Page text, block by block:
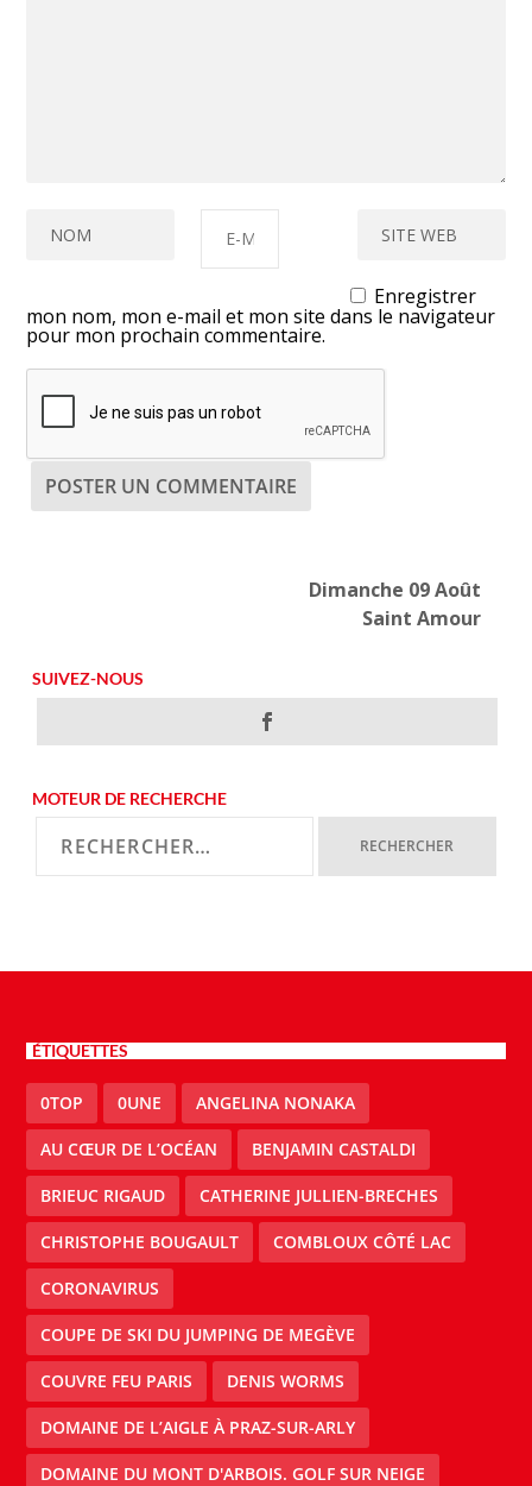
Enregistrer
mon nom, mon e-mail et mon site dans le navigateur
pour mon prochain commentaire.
Dimanche 09 Août
Saint Amour
SUIVEZ-NOUS
MOTEUR DE RECHERCHE
ÉTIQUETTES
0TOP 0UNE ANGELINA NONAKA
AU CŒUR DE L’OCÉAN BENJAMIN CASTALDI
BRIEUC RIGAUD CATHERINE JULLIEN-BRECHES
CHRISTOPHE BOUGAULT COMBLOUX CÔTÉ LAC
CORONAVIRUS
COUPE DE SKI DU JUMPING DE MEGÈVE
COUVRE FEU PARIS DENIS WORMS
DOMAINE DE L’AIGLE À PRAZ-SUR-ARLY
DOMAINE DU MONT D'ARBOIS. GOLF SUR NEIGE